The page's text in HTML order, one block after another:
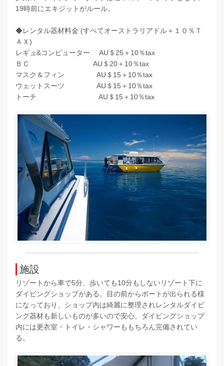
19時前にエキジットがルール。
◆レンタル器材料金 (すべてオーストラリアドル＋１０％Ｔ
ＡＸ)
レギュ&コンピューター
AU＄25＋10％tax
ＢＣ
AU＄20＋10％tax
マスク＆フィン
AU＄15＋10％tax
ウェットスーツ
AU＄15＋10％tax
トーチ
AU＄15＋10％tax
施設
リゾートから車で5分、歩いても10分もしないリゾート下に
ダイビングショップがある。目の前からボートが出られる様
になっており、ショップ内は綺麗に整理されレンタルダイビ
ング器材も新しいものが多いので安心。ダイビングショップ
内には更衣室・トイレ・シャワーももちろん完備されてい
る。